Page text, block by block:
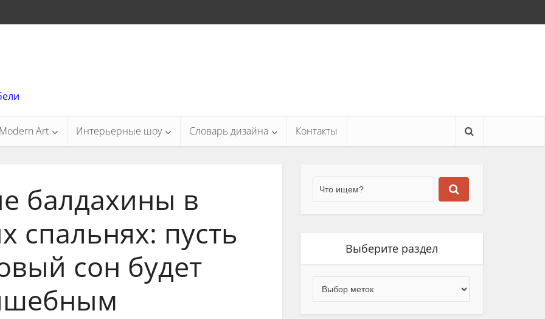
Art Интерьерные шоу Словарь дизайна Контакты
балдахины в
спальнях: пусть
сон будет
Выберите раздел